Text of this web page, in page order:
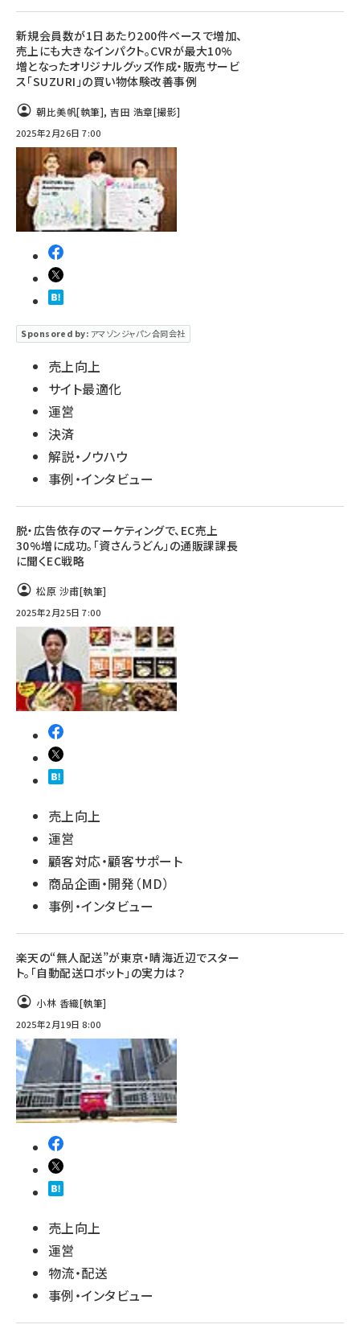
新規会員数が1日あたり200件ベースで増加、
売上にも大きなインパクト。CVRが最大10%
増となったオリジナルグッズ作成・販売サービ
ス「SUZURI」の買い物体験改善事例
朝比美帆[執筆],吉田 浩章[撮影]
2025年2月26日 7:00
Sponsored by: アマゾンジャパン合同会社
売上向上
サイト最適化
運営
決済
解説・ノウハウ
事例・インタビュー
脱・広告依存のマーケティングで、EC売上
30%増に成功。「資さんうどん」の通販課課長
に聞くEC戦略
松原 沙甫[執筆]
2025年2月25日 7:00
売上向上
運営
顧客対応・顧客サポート
商品企画・開発（MD）
事例・インタビュー
楽天の“無人配送”が東京・晴海近辺でスター
ト。「自動配送ロボット」の実力は？
小林 香織[執筆]
2025年2月19日 8:00
売上向上
運営
物流・配送
事例・インタビュー